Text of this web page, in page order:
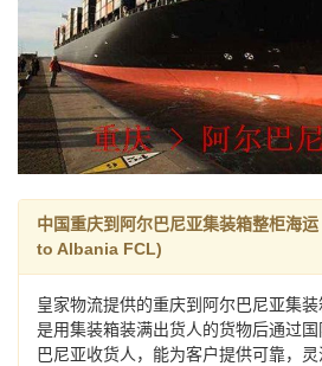
中国重庆到阿尔巴尼亚集装箱整柜海
to Albania FCL)
皇家物流提供的重庆到阿尔巴尼亚集
是用集装箱装满出货人的货物后通过
巴尼亚收货人，能为客户提供可靠，